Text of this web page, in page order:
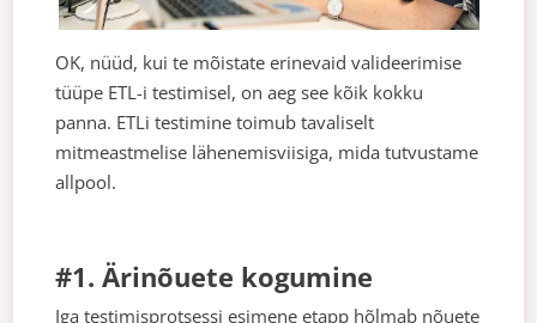
OK, nüüd, kui te mõistate erinevaid valideerimise
tüüpe ETL-i testimisel, on aeg see kõik kokku
panna. ETLi testimine toimub tavaliselt
mitmeastmelise lähenemisviisiga, mida tutvustame
allpool.
#1. Ärinõuete kogumine
Iga testimisprotsessi esimene etapp hõlmab nõuete